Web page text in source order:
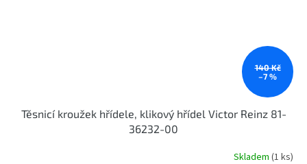
140 Kč
–7 %
Těsnicí kroužek hřídele, klikový hřídel Victor Reinz 81-
36232-00
Skladem (1 ks)